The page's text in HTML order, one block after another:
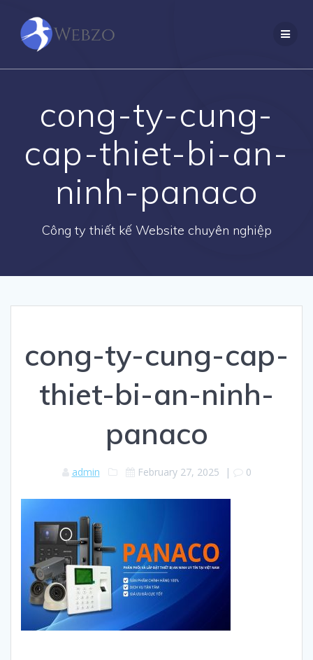
cong-ty-cung-
cap-thiet-bi-an-
ninh-panaco
Công ty thiết kế Website chuyên nghiệp
cong-ty-cung-cap-
thiet-bi-an-ninh-
panaco
admin February 27, 2025 | 0